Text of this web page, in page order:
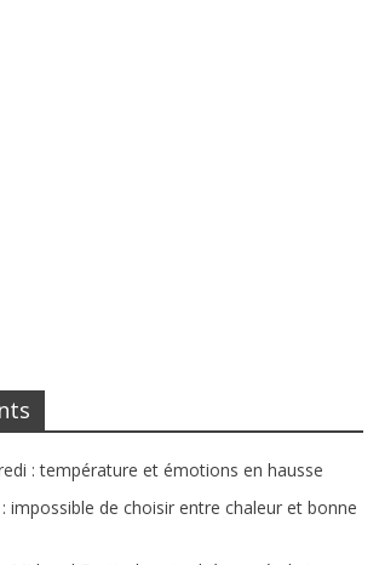
: température et émotions en hausse
impossible de choisir entre chaleur et bonne